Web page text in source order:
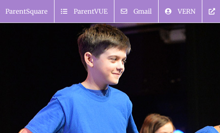
ParentSquare ParentVUE Gmail VERN